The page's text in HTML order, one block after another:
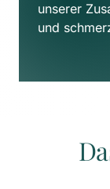
unserer
und